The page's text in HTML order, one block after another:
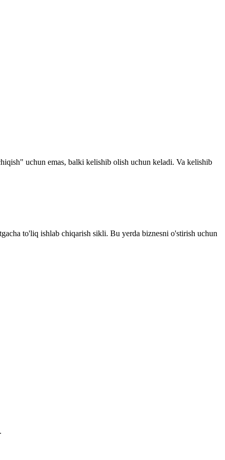
uchun emas, balki kelishib olish uchun keladi. Va kelishib
to'liq ishlab chiqarish sikli. Bu yerda biznesni o'stirish uchun